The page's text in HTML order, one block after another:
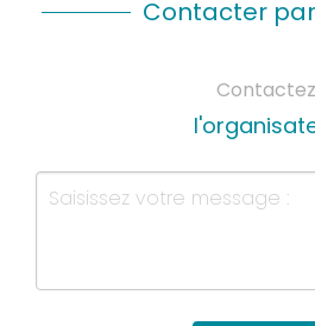
Contacter
Contactez